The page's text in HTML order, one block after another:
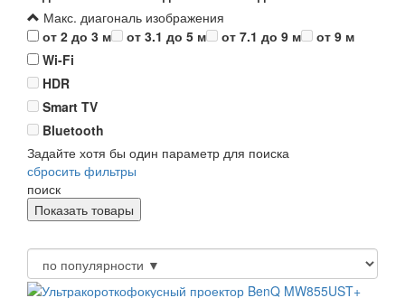
Макс. диагональ изображения
от 2 до 3 м
от 3.1 до 5 м от 7.1 до 9 м
от 9 м
Wi-Fi
HDR
Smart TV
Bluetooth
Задайте хотя бы один параметр для поиска
сбросить фильтры
поиск